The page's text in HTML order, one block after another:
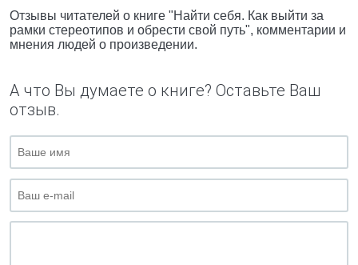
Отзывы читателей о книге "Найти себя. Как выйти за
рамки стереотипов и обрести свой путь", комментарии и
мнения людей о произведении.
А что Вы думаете о книге? Оставьте Ваш
отзыв.